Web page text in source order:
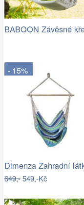
- 15%
649,-549,-Kč